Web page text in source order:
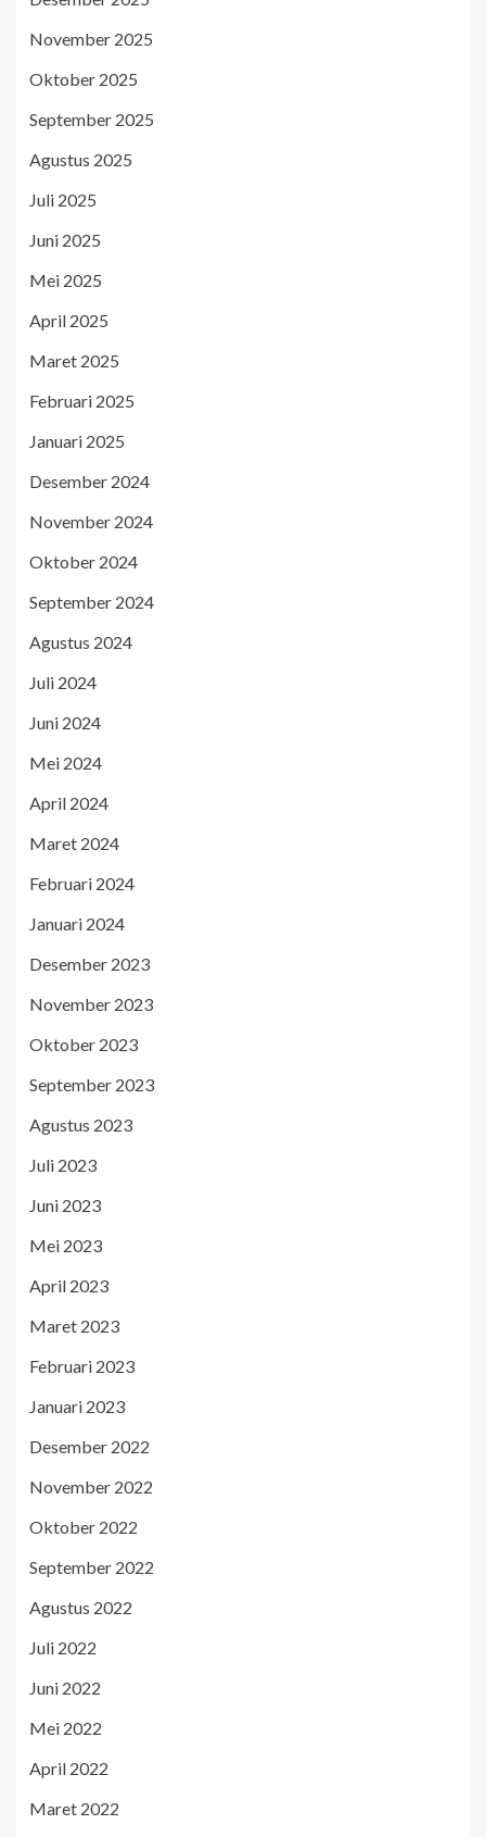
November 2025
Oktober 2025
September 2025
Agustus 2025
Juli 2025
Juni 2025
Mei 2025
April 2025
Maret 2025
Februari 2025
Januari 2025
Desember 2024
November 2024
Oktober 2024
September 2024
Agustus 2024
Juli 2024
Juni 2024
Mei 2024
April 2024
Maret 2024
Februari 2024
Januari 2024
Desember 2023
November 2023
Oktober 2023
September 2023
Agustus 2023
Juli 2023
Juni 2023
Mei 2023
April 2023
Maret 2023
Februari 2023
Januari 2023
Desember 2022
November 2022
Oktober 2022
September 2022
Agustus 2022
Juli 2022
Juni 2022
Mei 2022
April 2022
Maret 2022